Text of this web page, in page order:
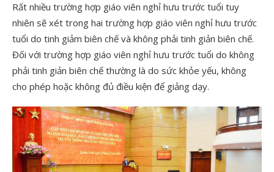
Rất nhiều trường hợp giáo viên nghỉ hưu trước tuổi tuy
nhiên sẽ xét trong hai trường hợp giáo viên nghỉ hưu trước
tuổi do tinh giảm biên chế và không phải tinh giản biên chế.
Đối với trường hợp giáo viên nghỉ hưu trước tuổi do không
phải tinh giản biên chế thường là do sức khỏe yếu, không
cho phép hoặc không đủ điều kiện để giảng dạy.